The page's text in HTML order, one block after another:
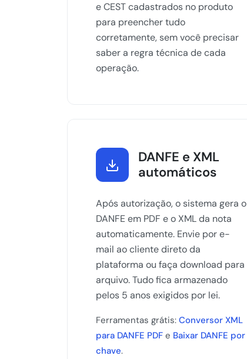
e CEST cadastrados no produto
para preencher tudo
corretamente, sem você precisar
saber a regra técnica de cada
operação.
DANFE e XML
automáticos
Após autorização, o sistema gera o
DANFE em PDF e o XML da nota
automaticamente. Envie por e-
mail ao cliente direto da
plataforma ou faça download para
arquivo. Tudo fica armazenado
pelos 5 anos exigidos por lei.
Ferramentas grátis: Conversor XML
para DANFE PDF e Baixar DANFE por
chave.